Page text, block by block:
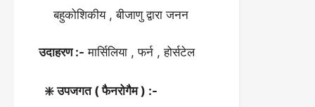
बहुकोशिकीय , बीजाणु द्वारा जनन
उदाहरण :- मार्सिलिया , फर्न , होर्सटेल
❇️ उपजगत ( फैनरोगैम ) :-